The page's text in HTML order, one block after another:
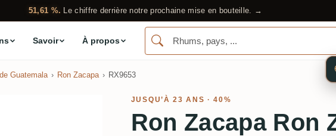
51,61 %. Le chiffre derrière notre prochaine mise en bouteille. →
Savoir À propos
Guatemala Ron Zacapa RX9653
JUSQU’À 23 ANS · 40%
Ron Zacapa Ron